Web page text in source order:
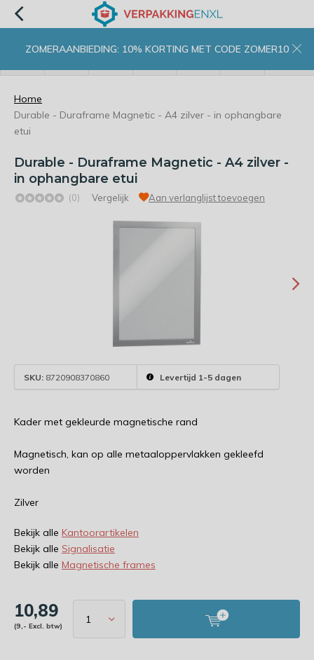
ZOMERAANBIEDING: 10% KORTING MET CODE ZOMER10
Home
Durable - Duraframe Magnetic - A4 zilver - in ophangbare
etui
Durable - Duraframe Magnetic - A4 zilver -
in ophangbare etui
(0) Vergelijk Aan verlanglijst toevoegen
SKU: 8720908370860 Levertijd 1-5 dagen
Kader met gekleurde magnetische rand
Magnetisch, kan op alle metaaloppervlakken gekleefd
worden
Zilver
Bekijk alle Kantoorartikelen
Bekijk alle Signalisatie
Bekijk alle Magnetische frames
10,89
(9,- Excl. btw)